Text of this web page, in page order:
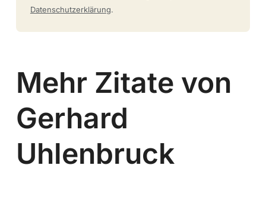
Datenschutzerklärung.
Mehr Zitate von
Gerhard
Uhlenbruck